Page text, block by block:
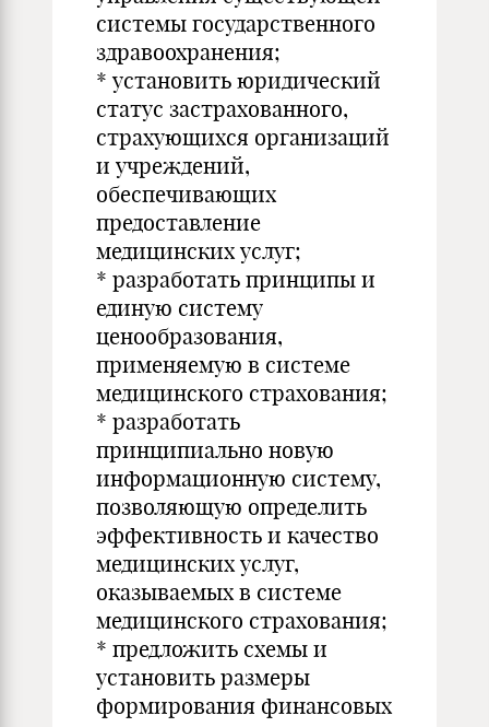
системы государственного
здравоохранения;
* установить юридический
статус застрахованного,
страхующихся организаций
и учреждений,
обеспечивающих
предоставление
медицинских услуг;
* разработать принципы и
единую систему
ценообразования,
применяемую в системе
медицинского страхования;
* разработать
принципиально новую
информационную систему,
позволяющую определить
эффективность и качество
медицинских услуг,
оказываемых в системе
медицинского страхования;
* предложить схемы и
установить размеры
формирования финансовых